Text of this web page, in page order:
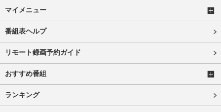
マイメニュー
番組表ヘルプ
リモート録画予約ガイド
おすすめ番組
ランキング